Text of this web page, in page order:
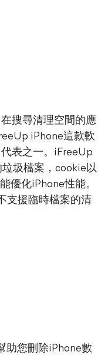
搜尋清理空間的應
iPhone這款軟
表之一。iFreeUp
圾檔案，cookie以
優化iPhone性能。
支援臨時檔案的清
助您刪除iPhone數